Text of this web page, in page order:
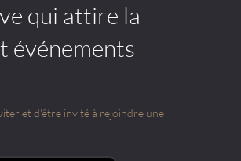
qui attire la
événements
et d'être invité à rejoindre une